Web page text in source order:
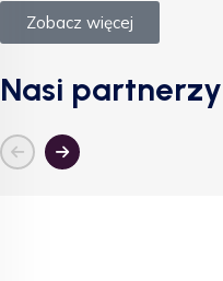
Zobacz więcej
Nasi partnerzy